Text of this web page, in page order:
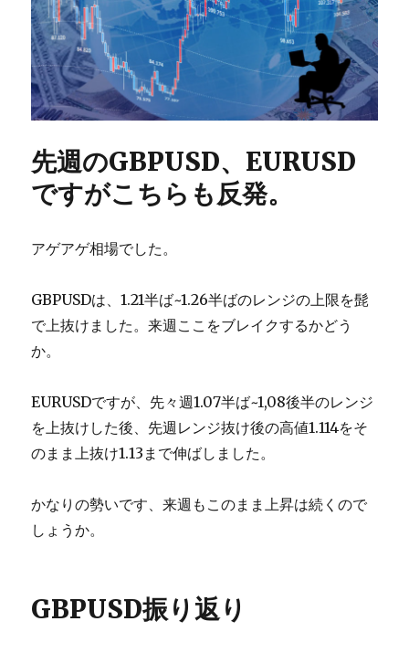
先週のGBPUSD、EURUSD
ですがこちらも反発。
アゲアゲ相場でした。
GBPUSDは、1.21半ば~1.26半ばのレンジの上限を髭
で上抜けました。来週ここをブレイクするかどう
か。
EURUSDですが、先々週1.07半ば~1,08後半のレンジ
を上抜けした後、先週レンジ抜け後の高値1.114をそ
のまま上抜け1.13まで伸ばしました。
かなりの勢いです、来週もこのまま上昇は続くので
しょうか。
GBPUSD振り返り